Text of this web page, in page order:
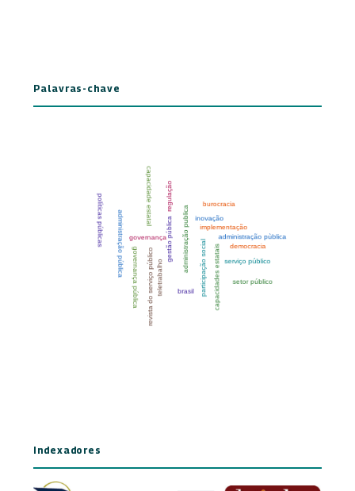
Palavras-chave
Indexadores